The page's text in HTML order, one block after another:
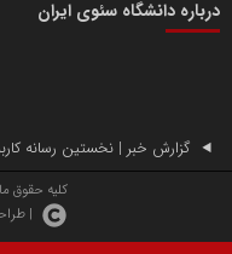
انتشار گسترده محتوا در
درباره دانشگاه سئوی ایران
گزارش خبر | نخستین رسانه
کلیه حقوق
|